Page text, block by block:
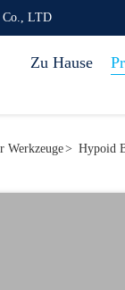
Co., LTD
Zu Hause
Werkzeuge> Hypoid